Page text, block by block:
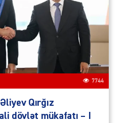
7744
Qırğız
dövlət mükafatı – I